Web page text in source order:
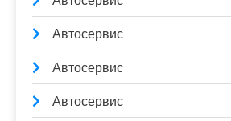
Автосервис
Автосервис
Автосервис